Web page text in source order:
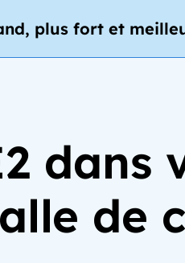
plus fort et
dans
de